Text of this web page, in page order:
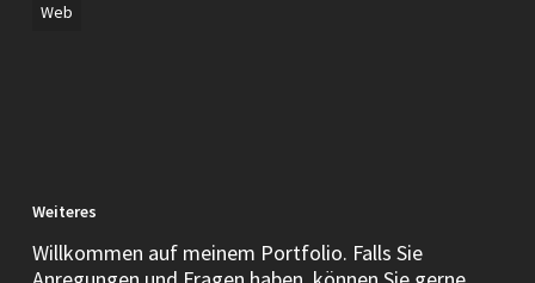
Web
Weiteres
Willkommen auf meinem Portfolio. Falls Sie